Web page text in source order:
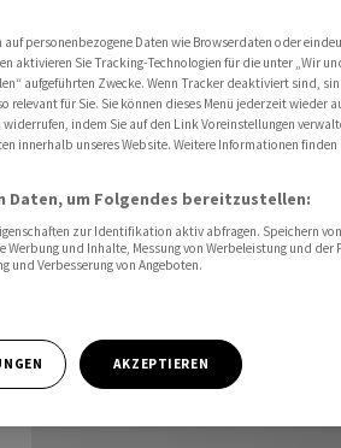
personenbezogene Daten wie Browserdaten oder
aktivieren Sie Tracking-Technologien für die unter „Wir
aufgeführten Zwecke. Wenn Tracker deaktiviert sind,
relevant für Sie. Sie können dieses Menü jederzeit wieder
indem Sie auf den Link Voreinstellungen
innerhalb unseres Website. Weitere Informationen finden
Daten, um Folgendes bereitzustellen:
zur Identifikation aktiv abfragen. Speichern
und Inhalte, Messung von Werbeleistung und der
und Verbesserung von Angeboten.
AKZEPTIEREN